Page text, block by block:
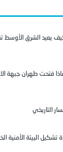
كيف يعيد الشرق الأوسط
فتحت طهران جبهة
التاريخي
البيئة الأمنية